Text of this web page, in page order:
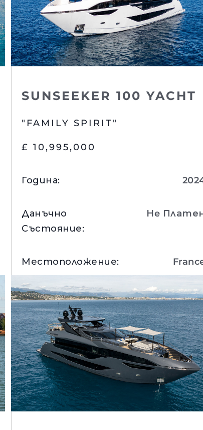
SUNSEEKER 100 YACHT
"FAMILY SPIRIT"
£ 10,995,000
Година:
Данъчно
Състояние:
Нe
Местоположение:
Вижте Детайли